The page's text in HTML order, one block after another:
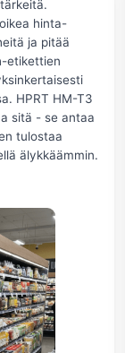
hinta-
ja pitää
etikettien
HPRT HM-T3
sitä - se antaa
tulostaa
älykkäämmin.